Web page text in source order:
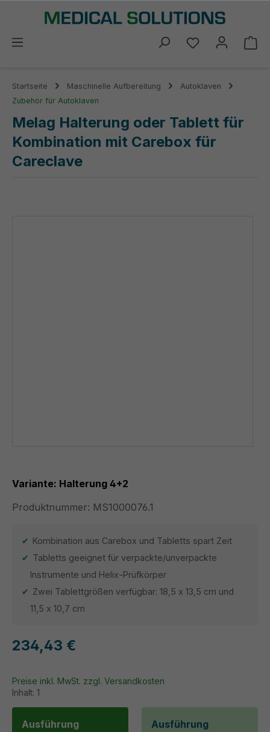
springen
Du hast 0
Startseite Maschinelle Aufbereitung
Autoklaven
Zubehör für Autoklaven
Melag Halterung oder Tablett für
Kombination mit Carebox für
Careclave
Variante: Halterung 4+2
Produktnummer: MS1000076.1
Kombination aus Carebox und Tabletts spart Zeit
Tabletts geeignet für verpackte/unverpackte
Instrumente und Helix-Prüfkörper
Zwei Tablettgrößen verfügbar: 18,5 x 13,5 cm und
11,5 x 10,7 cm
234,43 €
Inhalt: 1
Preise inkl. MwSt. zzgl. Versandkosten
Ausführung
Ausführung